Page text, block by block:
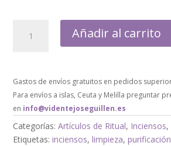
Añadir al carrito
Gastos de envíos gratuitos en pedidos
Para envíos a islas, Ceuta y Melilla preguntar
en info@videntejoseguillen.es
Categorías:Artículos de Ritual, Inciensos,
Etiquetas:inciensos,limpieza,purificación